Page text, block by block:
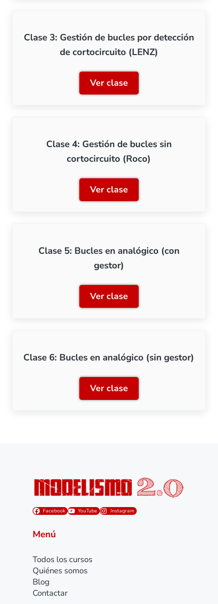
Clase 3: Gestión de bucles por detección
de cortocircuito (LENZ)
Ver claseClase 3: Gestión de
Clase 4: Gestión de bucles sin
cortocircuito (Roco)
Ver claseClase 4: Gestión de
Clase 5: Bucles en analógico (con
gestor)
Ver claseClase 5: Bucles en
Clase 6: Bucles en analógico (sin gestor)
Ver claseClase 6: Bucles en
Facebook YouTube Instagram
Menú
Todos los cursos
Quiénes somos
Blog
Contactar